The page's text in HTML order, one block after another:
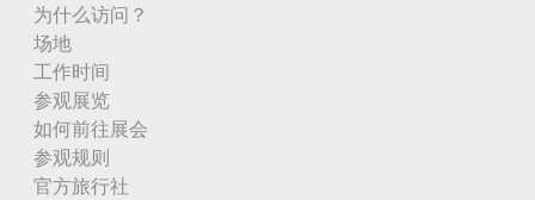
为什么访问？
场地
工作时间
参观展览
如何前往展会
参观规则
官方旅行社